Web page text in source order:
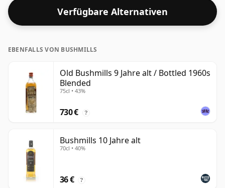
Verfügbare Alternativen
EBENFALLS VON BUSHMILLS
Old Bushmills 9 Jahre alt / Bottled 1960s
Blended
75cl • 43%
730 € ?
Bushmills 10 Jahre alt
70cl • 40%
36 € ?